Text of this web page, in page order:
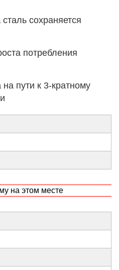
сохраняется
потребления
пути к 3-кратному
на этом месте